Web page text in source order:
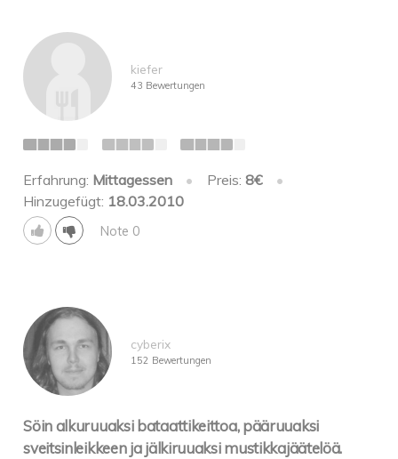
kiefer
43 Bewertungen
Erfahrung: Mittagessen • Preis: 8€
•
Hinzugefügt: 18.03.2010
Note 0
cyberix
152 Bewertungen
Söin alkuruuaksi bataattikeittoa, pääruuaksi
sveitsinleikkeen ja jälkiruuaksi mustikkajäätelöä.